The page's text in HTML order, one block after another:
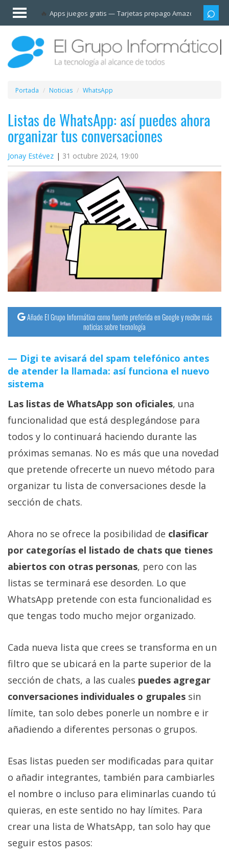
Apps juegos gratis Tarjetas prepago Amazon
Invitado
Iniciar
sesión /
Registrarse
Esenciales
Móviles
Ofertas
Apps
Redes
sociales
Plataformas
streaming
Operadores
Trucos
y
Tutoriales
Sistemas
operativos
Profesional
+
Más
temas
Sorteos
Foros
Contacto
/
Sobre
nosotros
/
/
opciones
de
privacidad
/
Aviso
Legal
El medio de
comunicación
digital donde
encontrarás
noticias sobre
móviles,
ordenadores,
apps,
Portada Noticias WhatsApp
Listas de WhatsApp: así puedes ahora
organizar tus conversaciones
Jonay Estévez 31 octubre 2024, 19:00
Añade El Grupo Informático como fuente preferida en Google y recibe más
noticias sobre tecnología
Digi te avisará del spam telefónico antes
de atender la llamada: así funciona el nuevo
sistema
Las listas de WhatsApp son oficiales, una
funcionalidad que está desplegándose para
todos y lo continuará haciendo durante las
próximas semanas. No es más que una novedad
que pretende ofrecerte un nuevo método para
organizar tu lista de conversaciones desde la
sección de chats.
Ahora no se ofrece la posibilidad de clasificar
por categorías el listado de chats que tienes
abiertos con otras personas, pero con las
listas se terminará ese desorden. Lo que
WhatsApp pretende con esta funcionalidad es
que tengas todo mucho mejor organizado.
Cada nueva lista que crees se transforma en un
filtro que se ubicará en la parte superior de la
sección de chats, a las cuales puedes agregar
conversaciones individuales o grupales sin
límite, tan solo debes ponerle un nombre e ir
añadiendo a diferentes personas o grupos.
Esas listas pueden ser modificadas para quitar
o añadir integrantes, también para cambiarles
el nombre o incluso para eliminarlas cuando tú
quieras, en este sentido no hay límites. Para
crear una lista de WhatsApp, tan solo hay que
seguir estos pasos: